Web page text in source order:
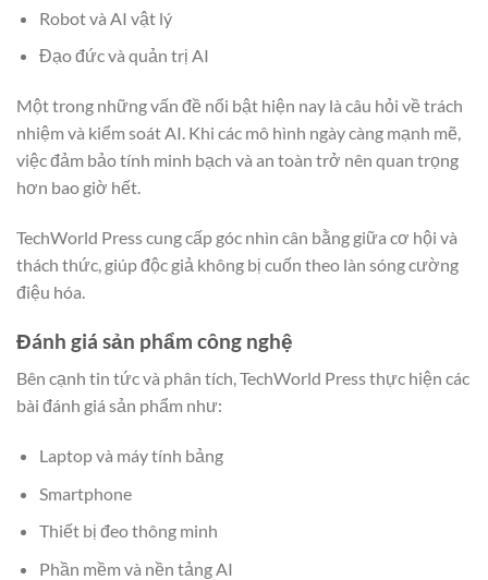
Robot và AI vật lý
Đạo đức và quản trị AI
Một trong những vấn đề nổi bật hiện nay là câu hỏi về trách
nhiệm và kiểm soát AI. Khi các mô hình ngày càng mạnh mẽ,
việc đảm bảo tính minh bạch và an toàn trở nên quan trọng
hơn bao giờ hết.
TechWorld Press cung cấp góc nhìn cân bằng giữa cơ hội và
thách thức, giúp độc giả không bị cuốn theo làn sóng cường
điệu hóa.
Đánh giá sản phẩm công nghệ
Bên cạnh tin tức và phân tích, TechWorld Press thực hiện các
bài đánh giá sản phẩm như:
Laptop và máy tính bảng
Smartphone
Thiết bị đeo thông minh
Phần mềm và nền tảng AI